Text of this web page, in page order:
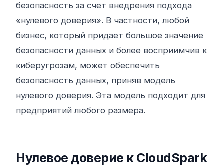
безопасность за счет внедрения подхода
«нулевого доверия». В частности, любой
бизнес, который придает большое значение
безопасности данных и более восприимчив к
киберугрозам, может обеспечить
безопасность данных, приняв модель
нулевого доверия. Эта модель подходит для
предприятий любого размера.
Нулевое доверие к CloudSpark